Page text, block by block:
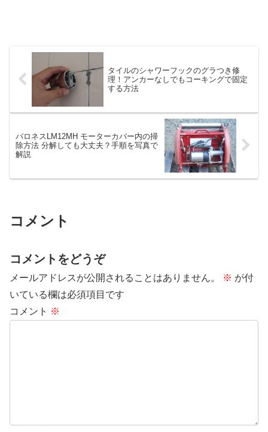
タイルのシャワーフックのグラつき修
理！アンカーなしでもコーキングで固定
する方法
バロネスLM12MH モーターカバー内の掃
除方法 分解しても大丈夫？手順を写真で
解説
コメント
コメントをどうぞ
メールアドレスが公開されることはありません。 ※ が付
いている欄は必須項目です
コメント ※